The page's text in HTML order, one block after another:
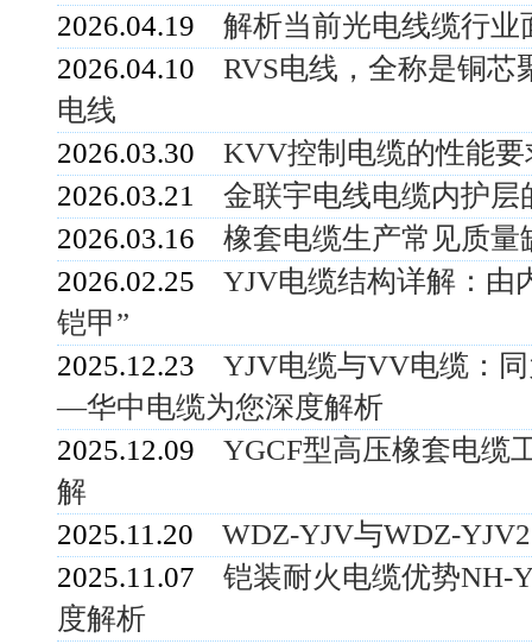
2026.04.19
解析当前光电线缆行业
2026.04.10
RVS电线，全称是铜
电线
2026.03.30
KVV控制电缆的性能
2026.03.21
金联宇电线电缆内护层
2026.03.16
橡套电缆生产常见质
2026.02.25
YJV电缆结构详解：由
铠甲”
2025.12.23
YJV电缆与VV电缆：
—华中电缆为您深度解析
2025.12.09
YGCF型高压橡套电缆
解
2025.11.20
WDZ-YJV与WDZ-
2025.11.07
铠装耐火电缆优势NH-
度解析